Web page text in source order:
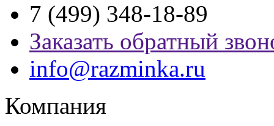
7 (499) 348-18-89
Заказать обратный
info@razminka.ru
Компания